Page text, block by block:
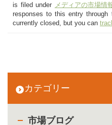
カテゴリー
市場ブログ
is filed under メディアの市場情
responses to this entry through
currently closed, but you can